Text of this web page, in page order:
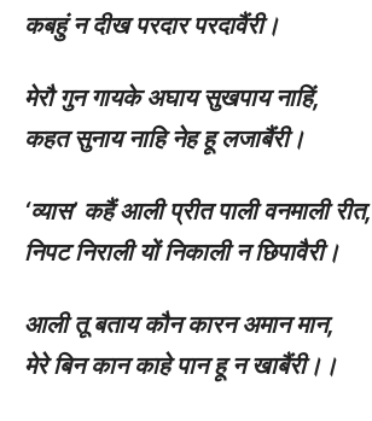
कबहुं न दीख परदार परदावैंरी।
मेरौ गुन गायके अघाय सुखपाय नाहिं,
कहत सुनाय नाहि नेह हू लजाबैंरी।
‘व्यास’ कहैं आली प्रीत पाली वनमाली रीत,
निपट निराली यों निकाली न छिपावैरी।
आली तू बताय कौन कारन अमान मान,
मेरे बिन कान काहे पान हू न खाबैंरी।।